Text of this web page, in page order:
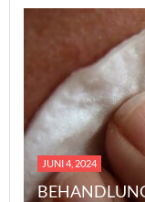
JUNI 4, 2024